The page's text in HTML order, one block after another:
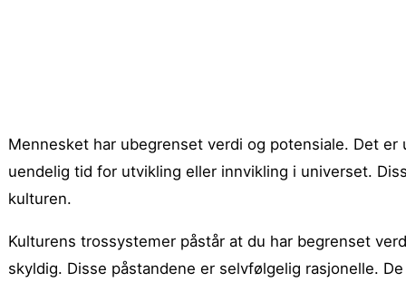
Mennesket har ubegrenset verdi og potensiale. Det
uendelig tid for utvikling eller innvikling i universet.
kulturen.
Kulturens trossystemer påstår at du har begrenset
skyldig. Disse påstandene er selvfølgelig rasjonelle.